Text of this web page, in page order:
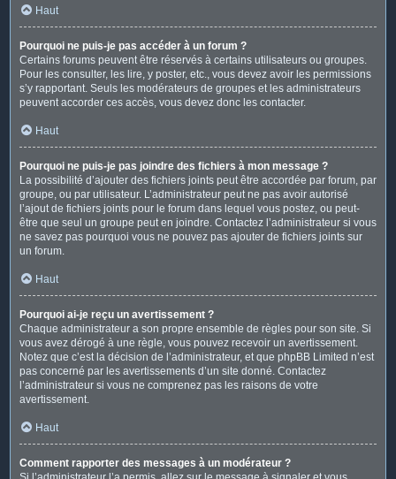
Haut
Pourquoi ne puis-je pas accéder à un forum ?
Certains forums peuvent être réservés à certains utilisateurs ou groupes.
Pour les consulter, les lire, y poster, etc., vous devez avoir les permissions
s’y rapportant. Seuls les modérateurs de groupes et les administrateurs
peuvent accorder ces accès, vous devez donc les contacter.
Haut
Pourquoi ne puis-je pas joindre des fichiers à mon message ?
La possibilité d’ajouter des fichiers joints peut être accordée par forum, par
groupe, ou par utilisateur. L’administrateur peut ne pas avoir autorisé
l’ajout de fichiers joints pour le forum dans lequel vous postez, ou peut-
être que seul un groupe peut en joindre. Contactez l’administrateur si vous
ne savez pas pourquoi vous ne pouvez pas ajouter de fichiers joints sur
un forum.
Haut
Pourquoi ai-je reçu un avertissement ?
Chaque administrateur a son propre ensemble de règles pour son site. Si
vous avez dérogé à une règle, vous pouvez recevoir un avertissement.
Notez que c’est la décision de l’administrateur, et que phpBB Limited n’est
pas concerné par les avertissements d’un site donné. Contactez
l’administrateur si vous ne comprenez pas les raisons de votre
avertissement.
Haut
Comment rapporter des messages à un modérateur ?